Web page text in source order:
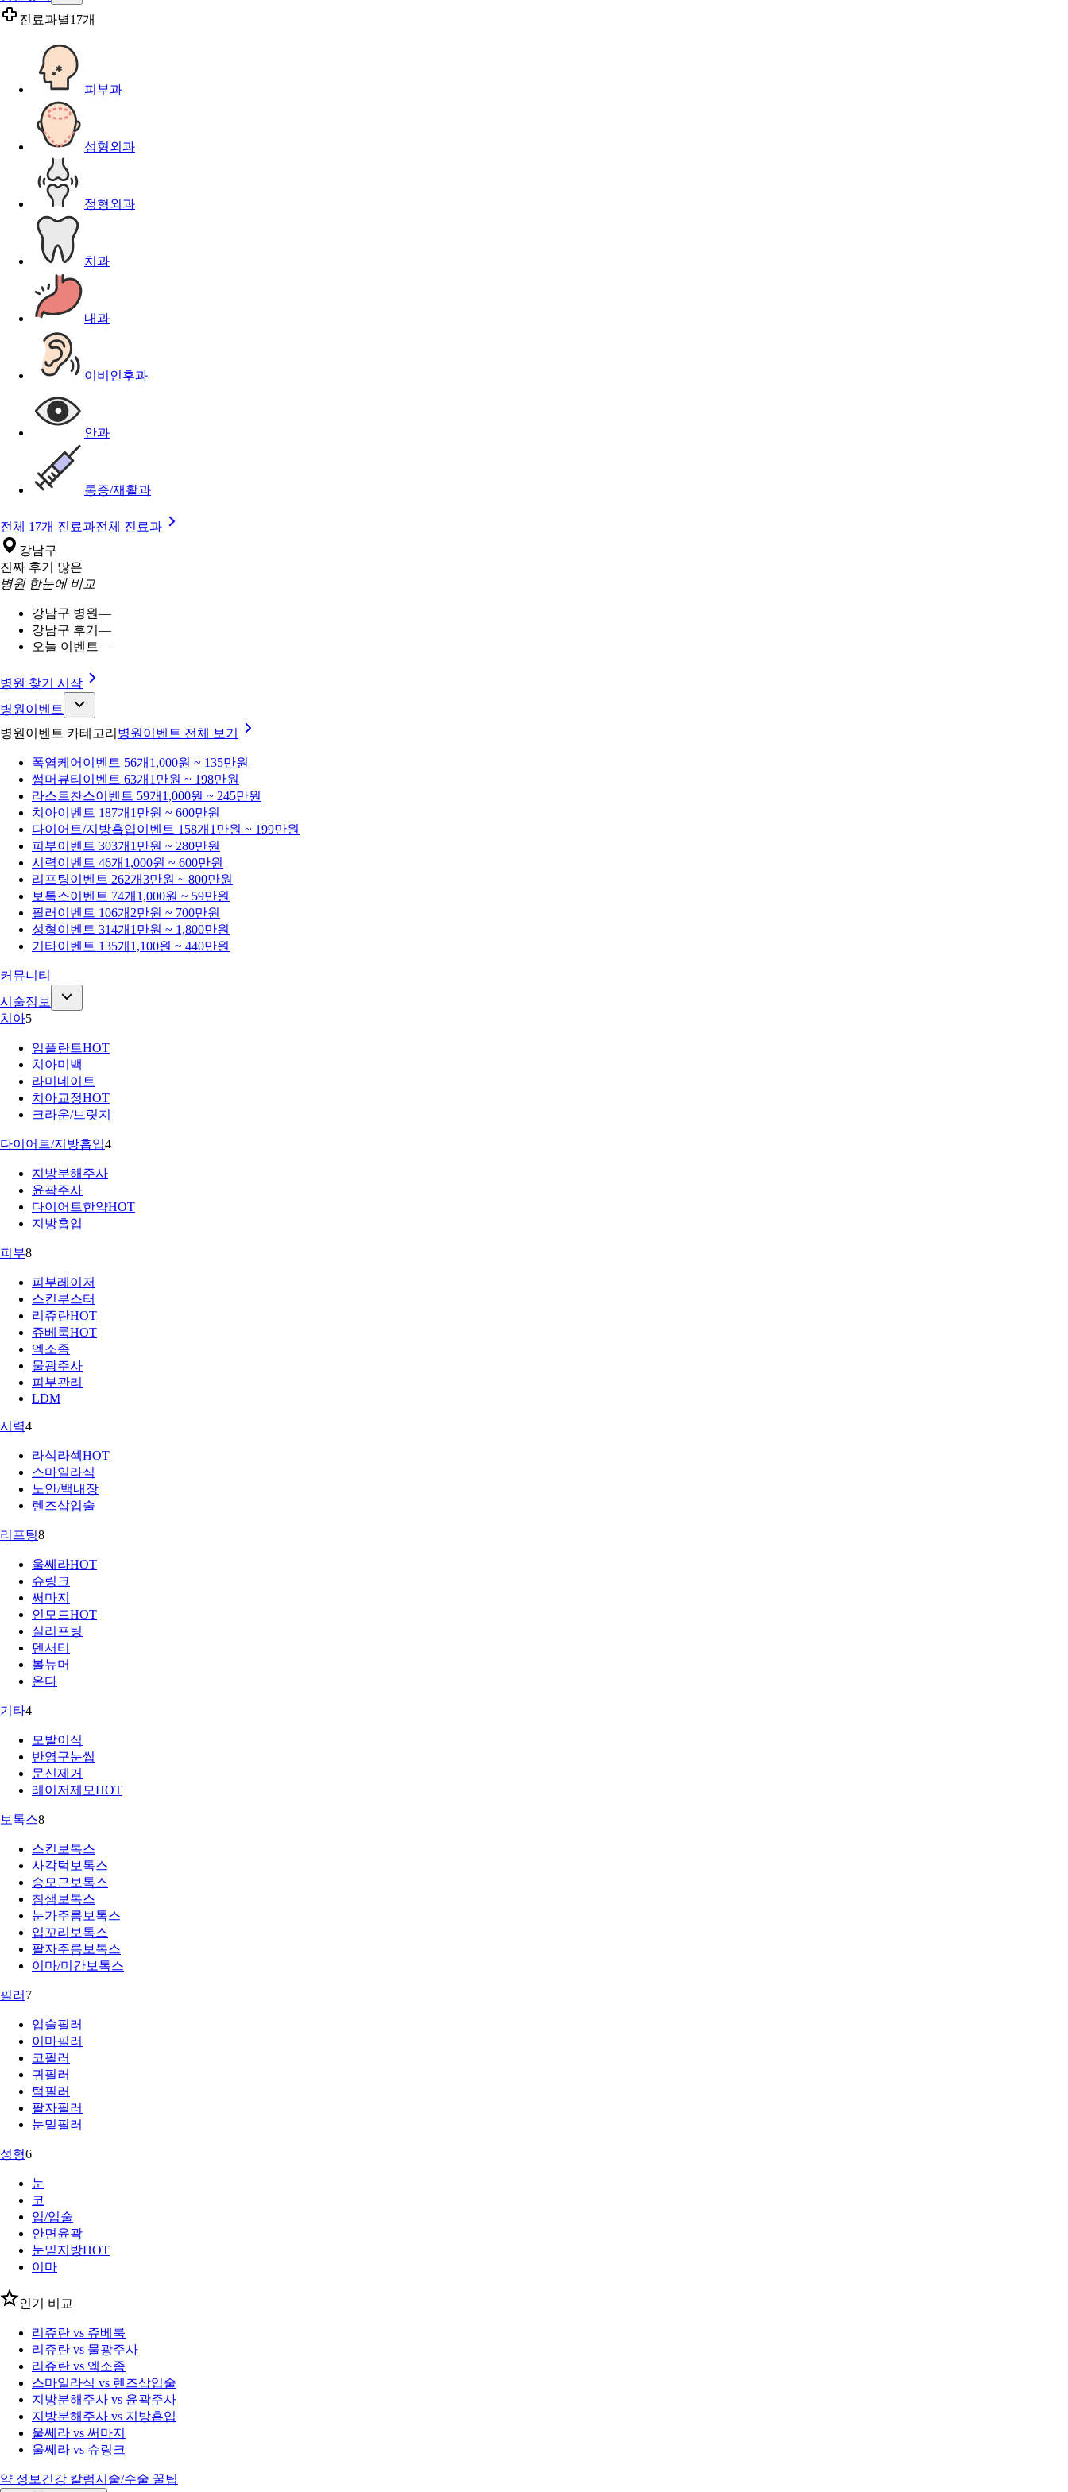
진료과별17개
피부과
성형외과
정형외과
치과
내과
이비인후과
안과
통증/재활과
전체 17개 진료과전체 진료과
강남구
진짜 후기 많은
병원 한눈에 비교
강남구 병원—
강남구 후기 —
오늘 이벤트—
병원 찾기 시작
병원이벤트
병원이벤트 카테고리 병원이벤트 전체 보기
폭염케어 이벤트 56개 1,000원 ~ 135만원
썸머뷰티 이벤트 63개 1만원 ~ 198만원
라스트찬스이벤트 59개 1,000원 ~ 245만원
치아이벤트 187개 1만원 ~ 600만원
다이어트/지방흡입이벤트 158개 1만원 ~ 199만원
피부이벤트 303개 1만원 ~ 280만원
시력이벤트 46개 1,000원 ~ 600만원
리프팅이벤트 262개3만원 ~ 800만원
보톡스이벤트 74개 1,000원 ~ 59만원
필러 이벤트 106개 2만원 ~ 700만원
성형이벤트 314개 1만원 ~ 1,800만원
기타이벤트 135개 1,100원 ~ 440만원
커뮤니티
시술정보
치아5
임플란트HOT
치아미백
라미네이트
치아교정HOT
크라운/브릿지
다이어트/지방흡입4
지방분해주사
윤곽주사
다이어트한약HOT
지방흡입
피부8
피부레이저
스킨부스터
리쥬란HOT
쥬베룩HOT
엑소좀
물광주사
피부관리
LDM
시력4
라식라섹HOT
스마일라식
노안/백내장
렌즈삽입술
리프팅8
울쎄라HOT
슈링크
써마지
인모드HOT
실리프팅
덴서티
볼뉴머
온다
기타4
모발이식
반영구눈썹
문신제거
레이저제모HOT
보톡스8
스킨보톡스
사각턱보톡스
승모근보톡스
침샘보톡스
눈가주름보톡스
입꼬리보톡스
팔자주름보톡스
이마/미간보톡스
필러 7
입술필러
이마필러
코필러
귀필러
턱필러
팔자필러
눈밑필러
성형6
눈
코
입/입술
안면윤곽
눈밑지방HOT
이마
인기 비교
리쥬란 vs 쥬베룩
리쥬란 vs 물광주사
리쥬란 vs 엑소좀
스마일라식 vs 렌즈삽입술
지방분해주사 vs 윤곽주사
지방분해주사 vs 지방흡입
울쎄라 vs 써마지
울쎄라 vs 슈링크
약 정보 건강 칼럼시술/수술 꿀팁